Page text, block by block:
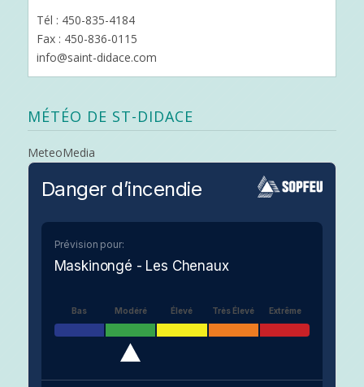
Tél : 450-835-4184
Fax : 450-836-0115
info@saint-didace.com
MÉTÉO DE ST-DIDACE
MeteoMedia
Danger d’incendie
Prévision pour:
Maskinongé - Les Chenaux
Bas Modéré Élevé Très Élevé Extrême